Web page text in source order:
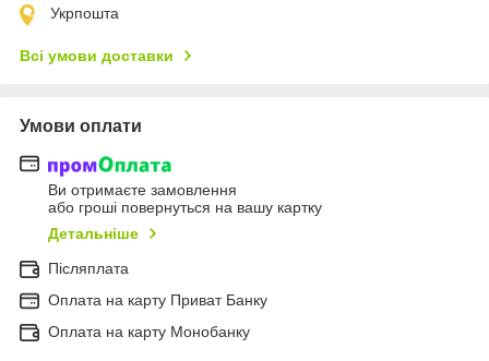
Укрпошта
Всі умови доставки
Умови оплати
Ви отримаєте замовлення
або гроші повернуться на вашу картку
Детальніше
Післяплата
Оплата на карту Приват Банку
Оплата на карту Монобанку